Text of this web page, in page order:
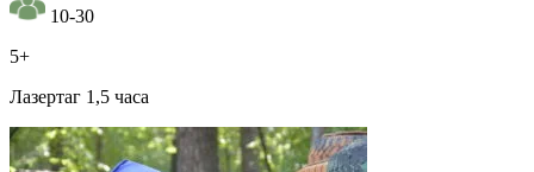
10-30
5+
Лазертаг 1,5 часа